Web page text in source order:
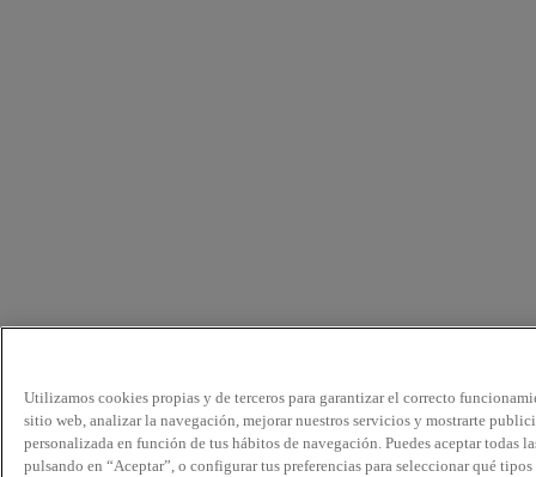
Utilizamos cookies propias y de terceros para garantizar el correcto
sitio web, analizar la navegación, mejorar nuestros servicios y mostrarte
personalizada en función de tus hábitos de navegación. Puedes aceptar todas
pulsando en “Aceptar”, o configurar tus preferencias para seleccionar qué tipos